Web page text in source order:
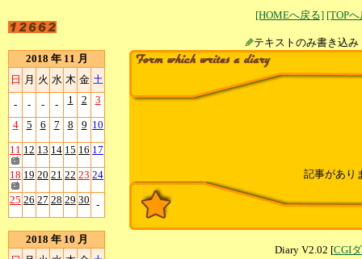
[HOMEへ戻る] [TOP
テキストのみ書
2018 年 11 月
日 月 火 水 木 金 土
- - - - 1 2 3
4 5 6 7 8 9 10
11 12 13 14 15 16 17
18 19 20 21 22 23 24
25 26 27 28 29 30 -
2018 年 10 月
記事があり
Diary V2.02 [CGI